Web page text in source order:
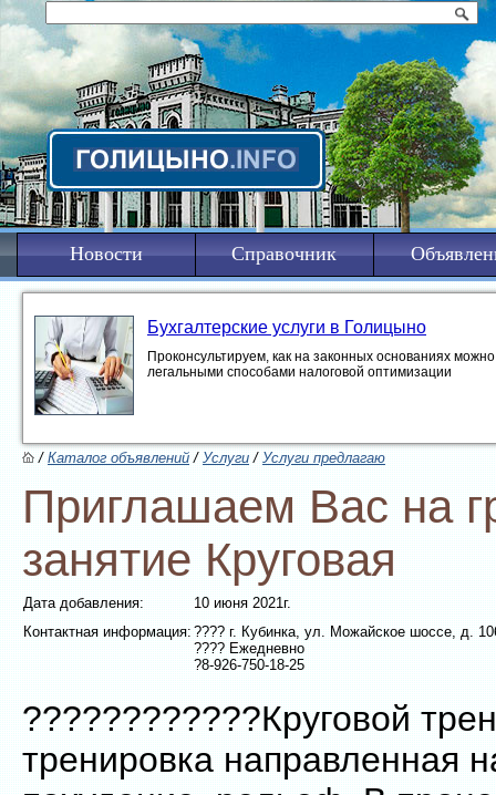
Новости Справочник
Бухгалтерские услуги в Голицыно
Проконсультируем, как на законных основаниях
легальными способами налоговой оптимизации
/Каталог объявлений/Услуги /Услуги предлагаю
Приглашаем Вас на
занятие Круговая
Дата добавления:
10 июня 2021г.
Контактная информация:???? г. Кубинка, ул. Можайское шоссе, д.
???? Ежедневно
?8-926-750-18-25
????????????Круговой
тренировка направленная